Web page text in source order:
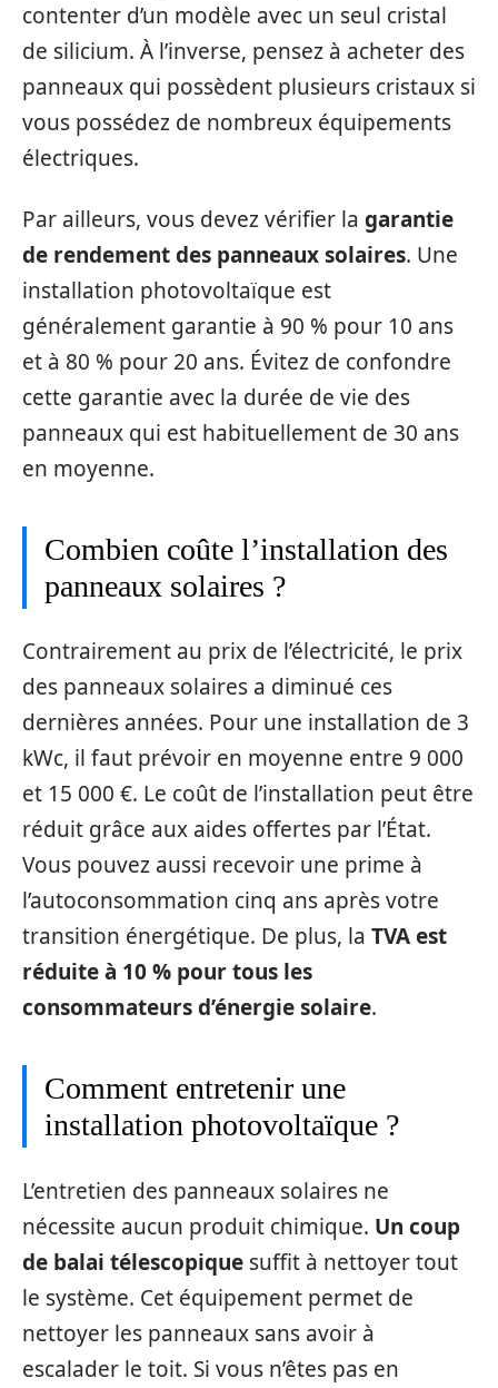
contenter d’un modèle avec un seul cristal
de silicium. À l’inverse, pensez à acheter des
panneaux qui possèdent plusieurs cristaux si
vous possédez de nombreux équipements
électriques.
Par ailleurs, vous devez vérifier la garantie
de rendement des panneaux solaires. Une
installation photovoltaïque est
généralement garantie à 90 % pour 10 ans
et à 80 % pour 20 ans. Évitez de confondre
cette garantie avec la durée de vie des
panneaux qui est habituellement de 30 ans
en moyenne.
Combien coûte l’installation des
panneaux solaires ?
Contrairement au prix de l’électricité, le prix
des panneaux solaires a diminué ces
dernières années. Pour une installation de 3
kWc, il faut prévoir en moyenne entre 9 000
et 15 000 €. Le coût de l’installation peut être
réduit grâce aux aides offertes par l’État.
Vous pouvez aussi recevoir une prime à
l’autoconsommation cinq ans après votre
transition énergétique. De plus, la TVA est
réduite à 10 % pour tous les
consommateurs d’énergie solaire.
Comment entretenir une
installation photovoltaïque ?
L’entretien des panneaux solaires ne
nécessite aucun produit chimique. Un coup
de balai télescopique suffit à nettoyer tout
le système. Cet équipement permet de
nettoyer les panneaux sans avoir à
escalader le toit. Si vous n’êtes pas en